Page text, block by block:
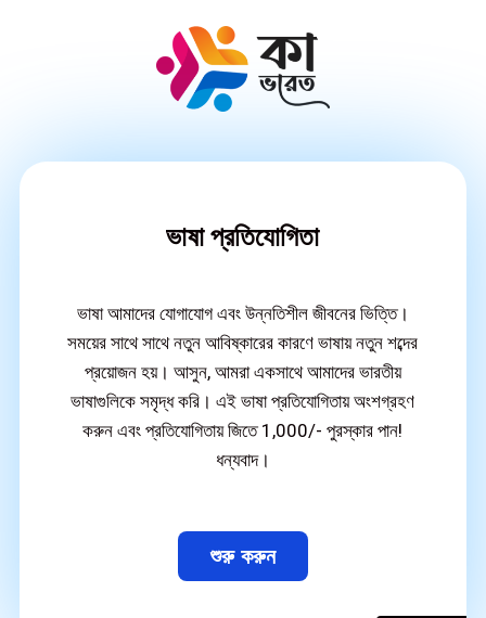
ভাষা প্রতিযোগিতা
ভাষা আমাদের যোগাযোগ এবং উন্নতিশীল জীবনের ভিত্তি।
সময়ের সাথে সাথে নতুন আবিষ্কারের কারণে ভাষায় নতুন শব্দের
প্রয়োজন হয়। আসুন, আমরা একসাথে আমাদের ভারতীয়
ভাষাগুলিকে সমৃদ্ধ করি। এই ভাষা প্রতিযোগিতায় অংশগ্রহণ
করুন এবং প্রতিযোগিতায় জিতে ₹1,000/- পুরস্কার পান!
ধন্যবাদ।